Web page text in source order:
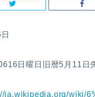
日曜日旧暦5月11
ja.wikipedia.org/wiki/